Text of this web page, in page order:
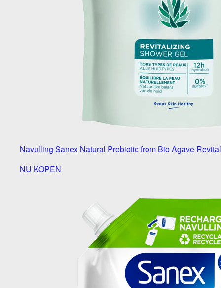
Navulling Sanex Natural Prebiotic from Bio Agave
NU KOPEN